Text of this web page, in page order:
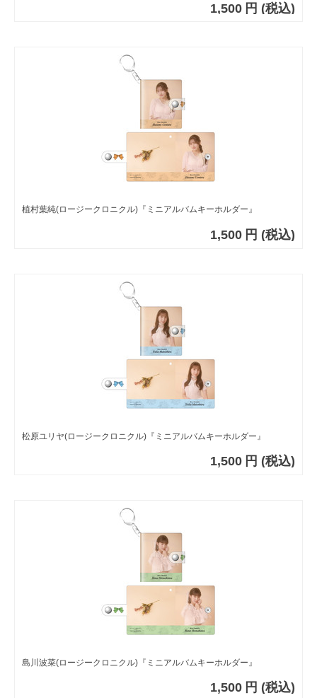
1,500 円 (税込)
植村葉純(ロージークロニクル)『ミニアルバムキーホルダー』
1,500 円 (税込)
松原ユリヤ(ロージークロニクル)『ミニアルバムキーホルダー』
1,500 円 (税込)
島川波菜(ロージークロニクル)『ミニアルバムキーホルダー』
1,500 円 (税込)